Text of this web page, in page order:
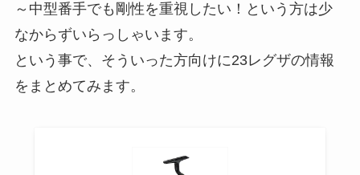
～中型番手でも剛性を重視したい！という方は少
なからずいらっしゃいます。
という事で、そういった方向けに23レグザの情報
をまとめてみます。